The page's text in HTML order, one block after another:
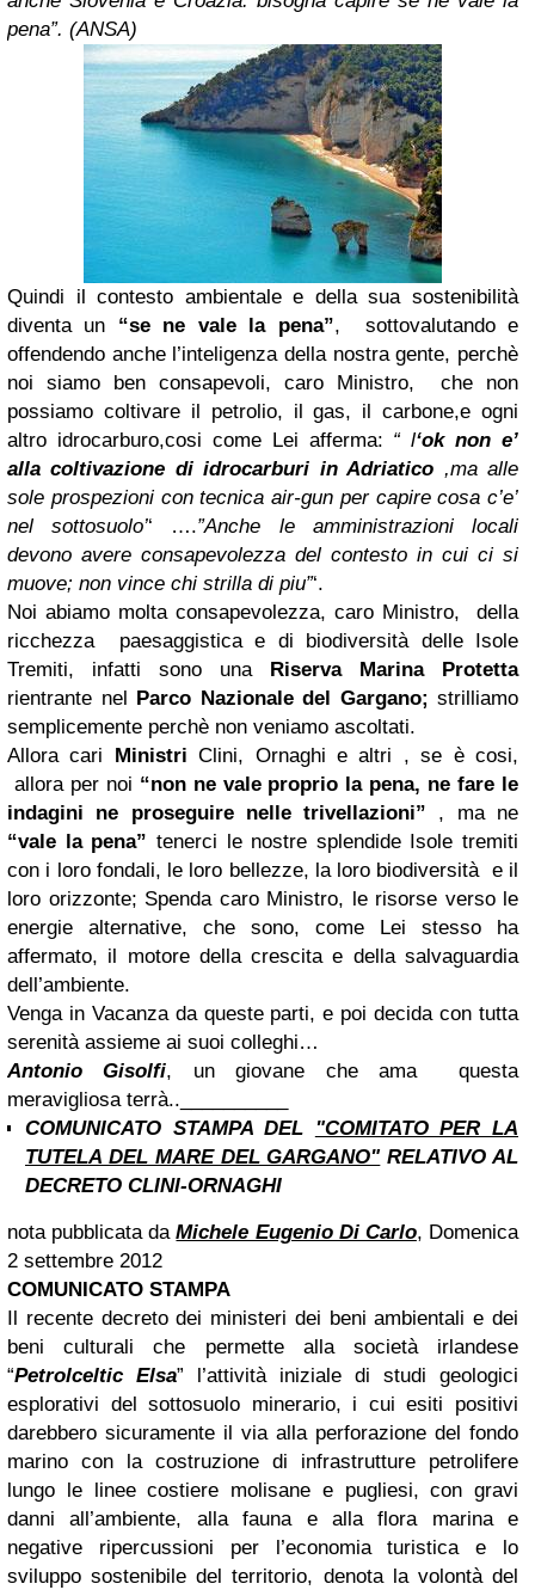
pena”. (ANSA)
Quindi il contesto ambientale e della sua sostenibilità
diventa un “se ne vale la pena”, sottovalutando e
offendendo anche l’inteligenza della nostra gente, perchè
noi siamo ben consapevoli, caro Ministro, che non
possiamo coltivare il petrolio, il gas, il carbone,e ogni
altro idrocarburo,cosi come Lei afferma: “ l‘ok non e’
alla coltivazione di idrocarburi in Adriatico ,ma alle
sole prospezioni con tecnica air-gun per capire cosa c’e’
nel sottosuolo’‘ ….”Anche le amministrazioni locali
devono avere consapevolezza del contesto in cui ci si
muove; non vince chi strilla di piu”‘.
Noi abiamo molta consapevolezza, caro Ministro, della
ricchezza paesaggistica e di biodiversità delle Isole
Tremiti, infatti sono una
Riserva Marina Protetta
rientrante nel
Parco Nazionale del Gargano; strilliamo
semplicemente perchè non veniamo ascoltati.
Allora cari
Ministri Clini, Ornaghi e altri , se è cosi,
allora per noi “non ne vale proprio la pena, ne fare le
indagini ne proseguire nelle trivellazioni” , ma ne
“vale la pena” tenerci le nostre splendide Isole tremiti
con i loro fondali, le loro bellezze, la loro biodiversità e il
loro orizzonte; Spenda caro Ministro, le risorse verso le
energie alternative, che sono, come Lei stesso ha
affermato, il motore della crescita e della salvaguardia
dell’ambiente.
Venga in Vacanza da queste parti, e poi decida con tutta
serenità assieme ai suoi colleghi…
Antonio Gisolfi, un giovane che ama questa
meravigliosa terrà..
COMUNICATO STAMPA DEL "COMITATO PER LA
TUTELA DEL MARE DEL GARGANO"RELATIVO AL
DECRETO CLINI-ORNAGHI
nota pubblicata da Michele Eugenio Di Carlo, Domenica
2 settembre 2012
COMUNICATO STAMPA
Il recente decreto dei ministeri dei beni ambientali e dei
beni culturali che permette alla società irlandese
“Petrolceltic Elsa” l’attività iniziale di studi geologici
esplorativi del sottosuolo minerario, i cui esiti positivi
darebbero sicuramente il via alla perforazione del fondo
marino con la costruzione di infrastrutture petrolifere
lungo le linee costiere molisane e pugliesi, con gravi
danni all’ambiente, alla fauna e alla flora marina e
negative ripercussioni per l’economia turistica e lo
sviluppo sostenibile del territorio, denota la volontà del